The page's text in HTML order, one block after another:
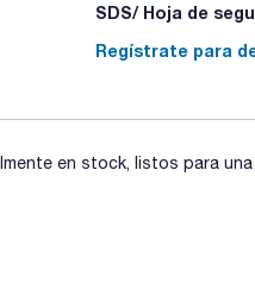
SDS/ Hoja de
Regístrate para
en stock, listos para una